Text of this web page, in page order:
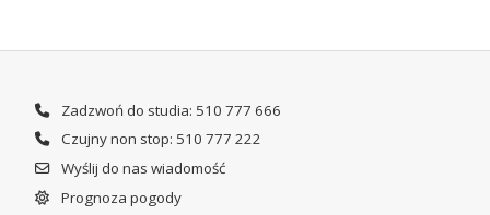
Zadzwoń do studia: 510 777 666
Czujny non stop: 510 777 222
Wyślij do nas wiadomość
Prognoza pogody